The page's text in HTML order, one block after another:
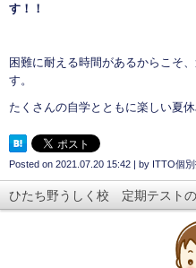
す！！
困難に耐える時間があるからこそ
す。
たくさんの自学とともに楽しい夏休
Posted on 2021.07.20 15:42 | by ITTO個
ひたち野うしく校 定期テスト